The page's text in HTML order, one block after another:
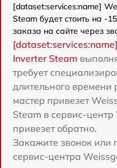
[dataset:services:name]
Steam будет стоить на -
заказа на сайте через
Inverter Steam
требует
длительного времени
мастер привезет
Steam в сервис-
привезет обратно.
Закажите звонок или
сервис-центра